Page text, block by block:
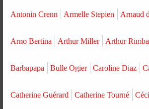
Antonin Crenn Armelle Stepien Arnaud
Arno Bertina Arthur Miller Arthur
Barbapapa Bulle Ogier Caroline Diaz
Catherine Guérard Catherine Tourné